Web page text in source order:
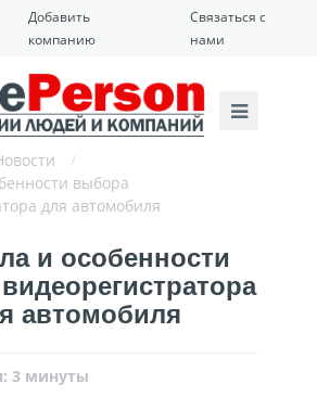
Добавить
компанию
Связаться с
нами
/
выбора
для автомобиля
и особенности
автомобиля
3 минуты